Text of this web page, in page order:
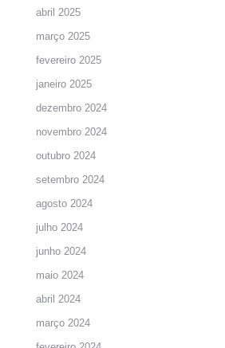
abril 2025
março 2025
fevereiro 2025
janeiro 2025
dezembro 2024
novembro 2024
outubro 2024
setembro 2024
agosto 2024
julho 2024
junho 2024
maio 2024
abril 2024
março 2024